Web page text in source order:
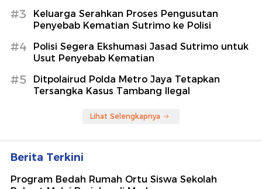
#3
Keluarga Serahkan Proses Pengusutan
Penyebab Kematian Sutrimo ke Polisi
#4
Polisi Segera Ekshumasi Jasad Sutrimo untuk
Usut Penyebab Kematian
#5
Ditpolairud Polda Metro Jaya Tetapkan
Tersangka Kasus Tambang Ilegal
Lihat Selengkapnya
Berita Terkini
Program Bedah Rumah Ortu Siswa Sekolah